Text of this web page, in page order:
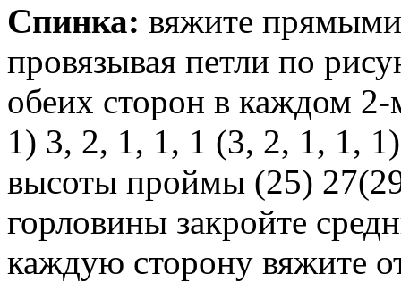
Спинка: вяжите
провязывая петли по
обеих сторон в каждом
1) 3, 2, 1, 1, 1 (3, 2, 1, 1,
высоты проймы (25)
горловины закройте
каждую сторону вяжите